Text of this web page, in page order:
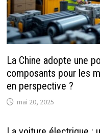
La Chine adopte une
composants pour les
en perspective ?
mai 20, 2025